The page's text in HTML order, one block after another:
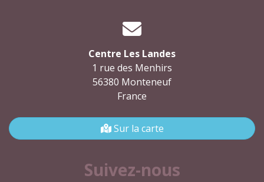
Centre Les Landes
1 rue des Menhirs
56380 Monteneuf
France
Sur la carte
Suivez-nous